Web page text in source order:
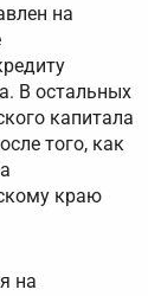
на
В остальных
капитала
того, как
краю
на